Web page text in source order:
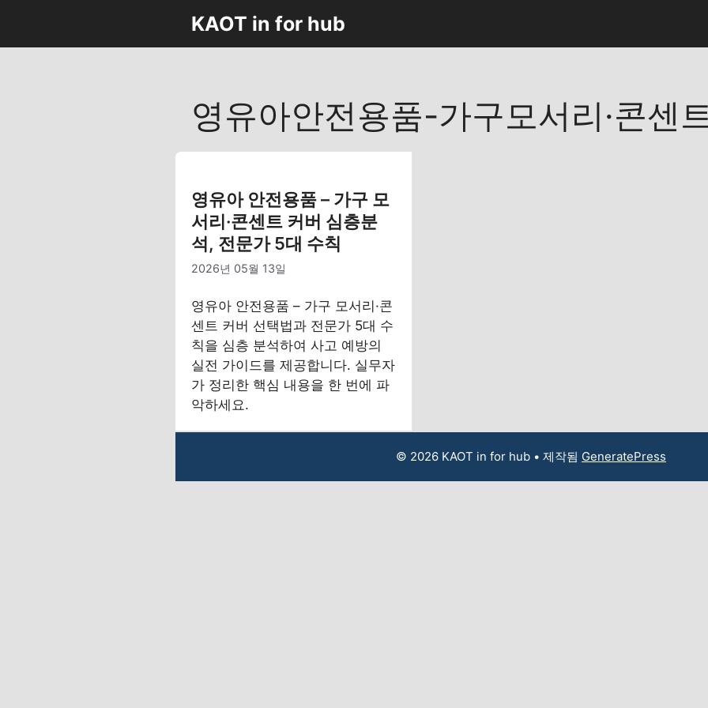
츠
KAOT in for hub
영유아안전용품-가구모서리·콘센
영유아 안전용품 – 가구 모
서리·콘센트 커버 심층분
석, 전문가 5대 수칙
2026년 05월 13일
영유아 안전용품 – 가구 모서리·콘
센트 커버 선택법과 전문가 5대 수
칙을 심층 분석하여 사고 예방의
실전 가이드를 제공합니다. 실무자
가 정리한 핵심 내용을 한 번에 파
악하세요.
© 2026 KAOT in for hub • 제작됨 GeneratePress